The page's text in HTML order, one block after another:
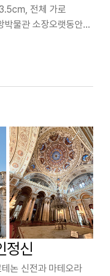
전체 가로
물관 소장오랫동안
랑스 파리의
정신
논 신전과 마테오라